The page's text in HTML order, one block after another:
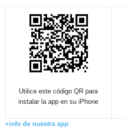
Utilice este código QR para
instalar la app en su iPhone
+info de nuestra app